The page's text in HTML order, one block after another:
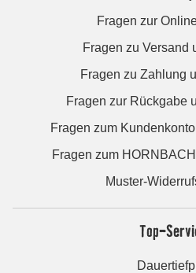
Fragen zur
Fragen zu Versand
Fragen zu Zahlung
Fragen zur Rückgabe
Fragen zum
Fragen zum
Muster-
Top-